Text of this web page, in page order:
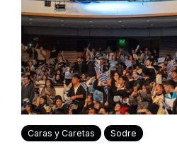
Caras y Caretas Sodre